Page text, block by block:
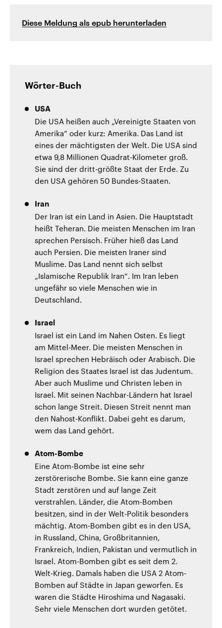
Diese Meldung als epub herunterladen
Wörter-Buch
USA
Die USA heißen auch „Vereinigte Staaten von
Amerika“ oder kurz: Amerika. Das Land ist
eines der mächtigsten der Welt. Die USA sind
etwa 9,8 Millionen Quadrat-Kilometer groß.
Sie sind der dritt-größte Staat der Erde. Zu
den USA gehören 50 Bundes-Staaten.
Iran
Der Iran ist ein Land in Asien. Die Hauptstadt
heißt Teheran. Die meisten Menschen im Iran
sprechen Persisch. Früher hieß das Land
auch Persien. Die meisten Iraner sind
Muslime. Das Land nennt sich selbst
„Islamische Republik Iran“. Im Iran leben
ungefähr so viele Menschen wie in
Deutschland.
Israel
Israel ist ein Land im Nahen Osten. Es liegt
am Mittel-Meer. Die meisten Menschen in
Israel sprechen Hebräisch oder Arabisch. Die
Religion des Staates Israel ist das Judentum.
Aber auch Muslime und Christen leben in
Israel. Mit seinen Nachbar-Ländern hat Israel
schon lange Streit. Diesen Streit nennt man
den Nahost-Konflikt. Dabei geht es darum,
wem das Land gehört.
Atom-Bombe
Eine Atom-Bombe ist eine sehr
zerstörerische Bombe. Sie kann eine ganze
Stadt zerstören und auf lange Zeit
verstrahlen. Länder, die Atom-Bomben
besitzen, sind in der Welt-Politik besonders
mächtig. Atom-Bomben gibt es in den USA,
in Russland, China, Großbritannien,
Frankreich, Indien, Pakistan und vermutlich in
Israel. Atom-Bomben gibt es seit dem 2.
Welt-Krieg. Damals haben die USA 2 Atom-
Bomben auf Städte in Japan geworfen. Es
waren die Städte Hiroshima und Nagasaki.
Sehr viele Menschen dort wurden getötet.